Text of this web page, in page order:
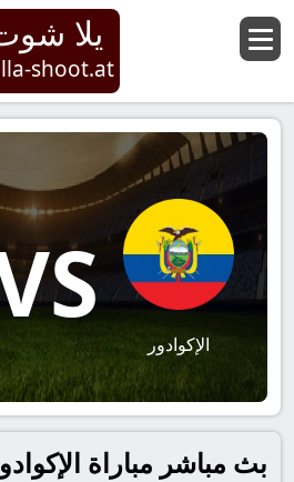
يلا
shoot.at
الإكوادور
بث مباشر مباراة